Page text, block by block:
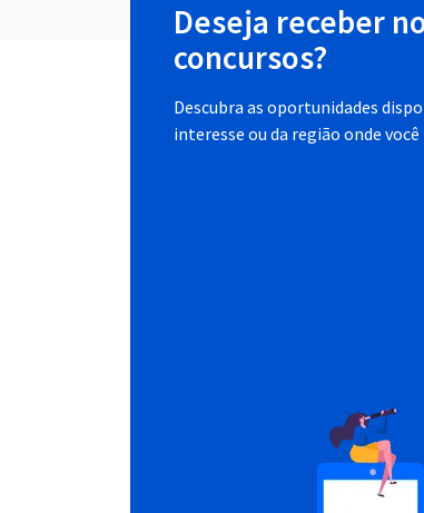
Deseja receber
concursos?
Descubra as oportunidades
interesse ou da região onde você